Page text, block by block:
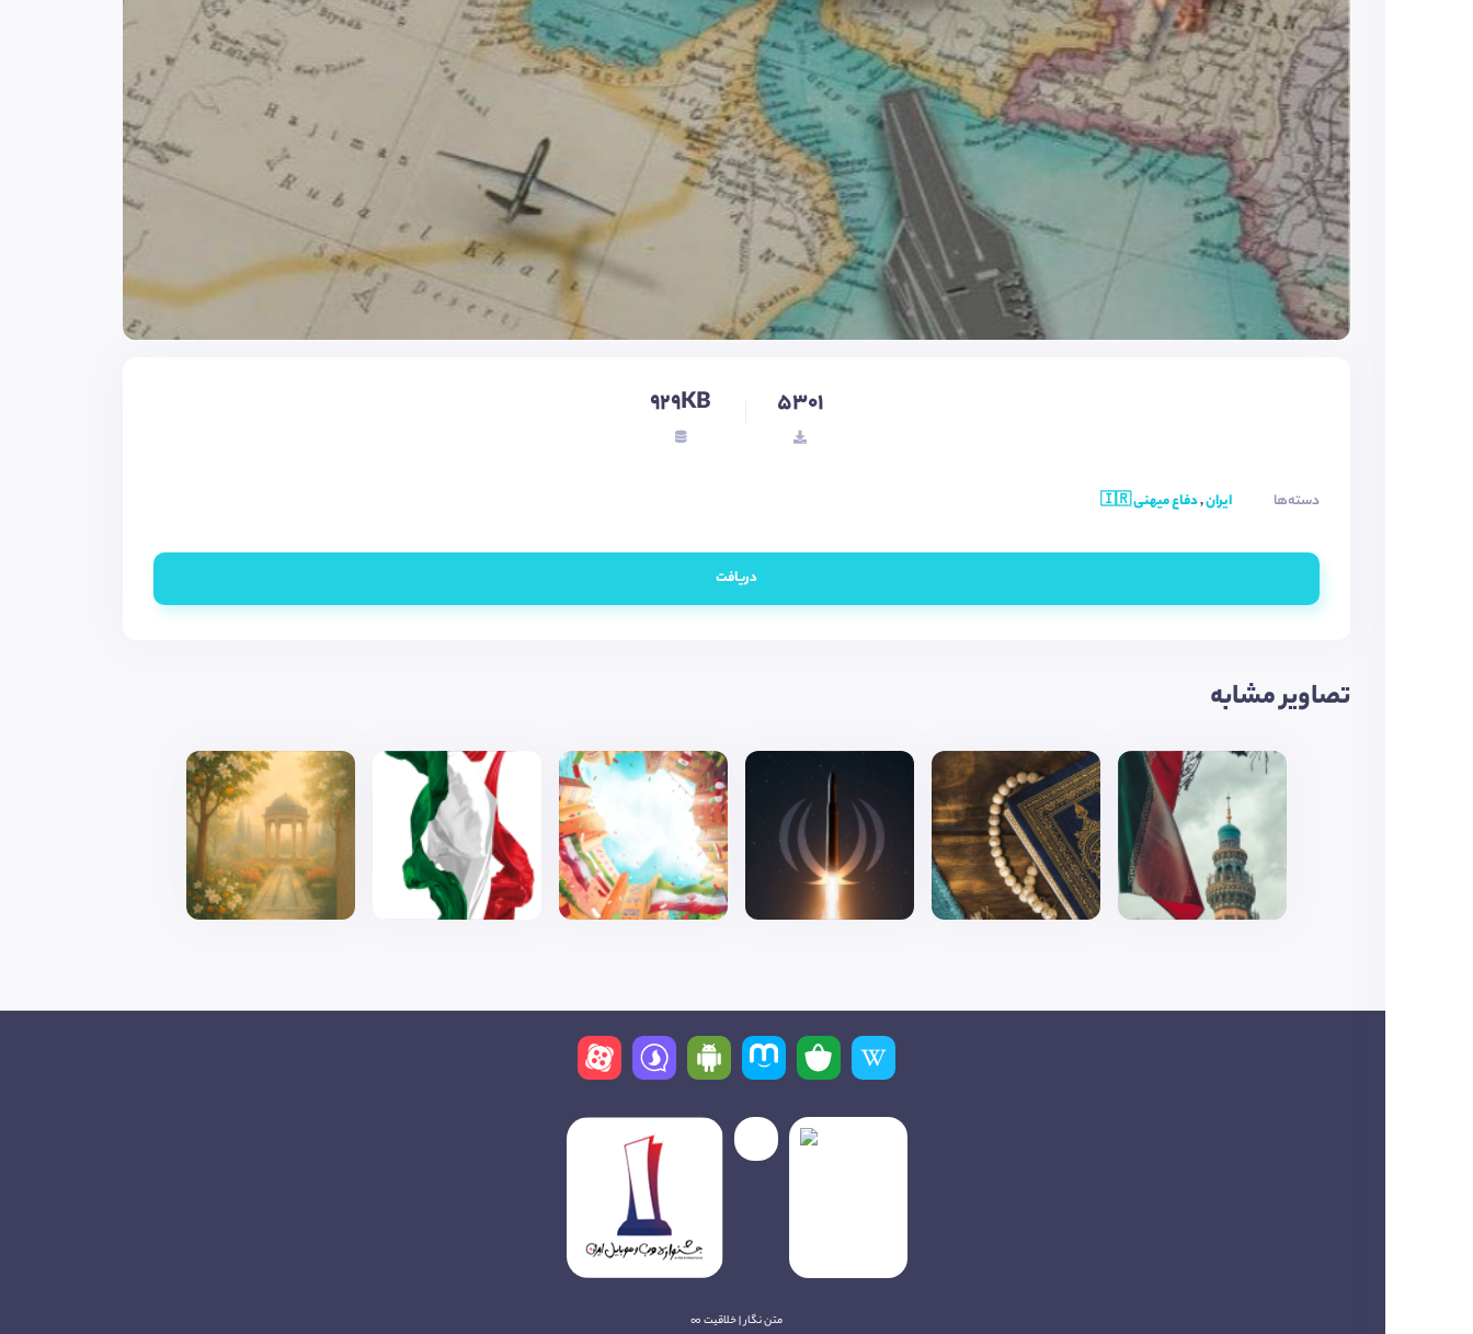
5301
929KB
دسته‌ها ایران,دفاع میهنی 🇮🇷
دریافت
تصاویر مشابه
متن نگار | خلاقیت ∞